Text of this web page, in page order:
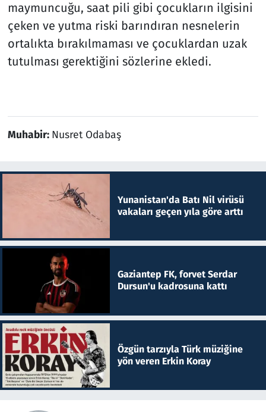
maymuncuğu, saat pili gibi çocukların ilgisini
çeken ve yutma riski barındıran nesnelerin
ortalıkta bırakılmaması ve çocuklardan uzak
tutulması gerektiğini sözlerine ekledi.
Muhabir: Nusret Odabaş
Yunanistan'da Batı Nil virüsü
vakaları geçen yıla göre arttı
Gaziantep FK, forvet Serdar
Dursun'u kadrosuna kattı
Özgün tarzıyla Türk müziğine
yön veren Erkin Koray